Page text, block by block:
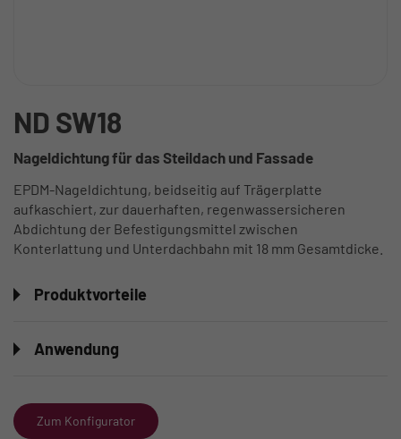
ND SW18
Nageldichtung für das Steildach und Fassade
EPDM-Nageldichtung, beidseitig auf Trägerplatte
aufkaschiert, zur dauerhaften, regenwassersicheren
Abdichtung der Befestigungsmittel zwischen
Konterlattung und Unterdachbahn mit 18 mm Gesamtdicke.
Produktvorteile
Anwendung
Zum Konfigurator